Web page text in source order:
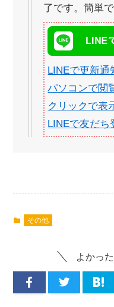
了です。簡単で
LINEで更新
パソコンで閲
クリックで表
LINEで友だ
その他
よかっ